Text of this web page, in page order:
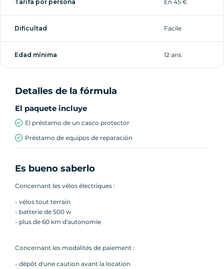
Tarifa por persona En 45 €
Dificultad Facile
Edad mínima 12 ans
Detalles de la fórmula
El paquete incluye
El préstamo de un casco protector
Préstamo de equipos de reparación
Es bueno saberlo
Concernant les vélos électriques :
- vélos tout terrain
- batterie de 500 w
- plus de 60 km d'autonomie
Concernant les modalités de paiement :
- dépôt d'une caution avant la location